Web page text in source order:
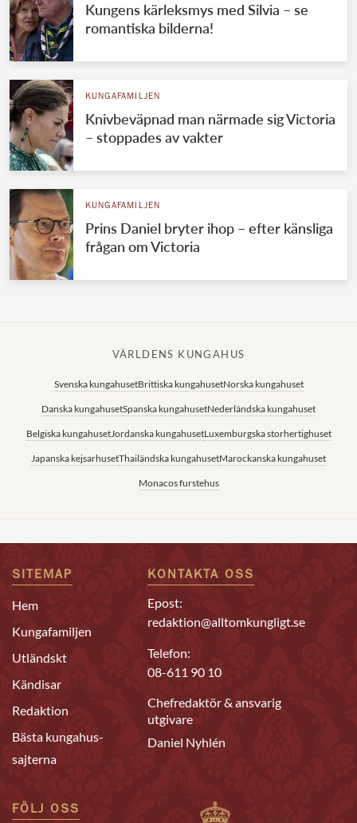
Kungens kärleksmys med Silvia – se
romantiska bilderna!
KUNGAFAMILJEN
Knivbeväpnad man närmade sig Victoria
– stoppades av vakter
KUNGAFAMILJEN
Prins Daniel bryter ihop – efter känsliga
frågan om Victoria
VÄRLDENS KUNGAHUS
Svenska kungahusetBrittiska kungahusetNorska kungahuset
Danska kungahusetSpanska kungahusetNederländska kungahuset
Belgiska kungahusetJordanska kungahusetLuxemburgska storhertighuset
Japanska kejsarhusetThailändska kungahusetMarockanska kungahuset
Monacos furstehus
SITEMAP
Hem
Kungafamiljen
Utländskt
Kändisar
Redaktion
Bästa kungahus-
sajterna
KONTAKTA OSS
Epost:
redaktion@alltomkungligt.se
Telefon:
08-611 90 10
Chefredaktör & ansvarig
utgivare
Daniel Nyhlén
FÖLJ OSS